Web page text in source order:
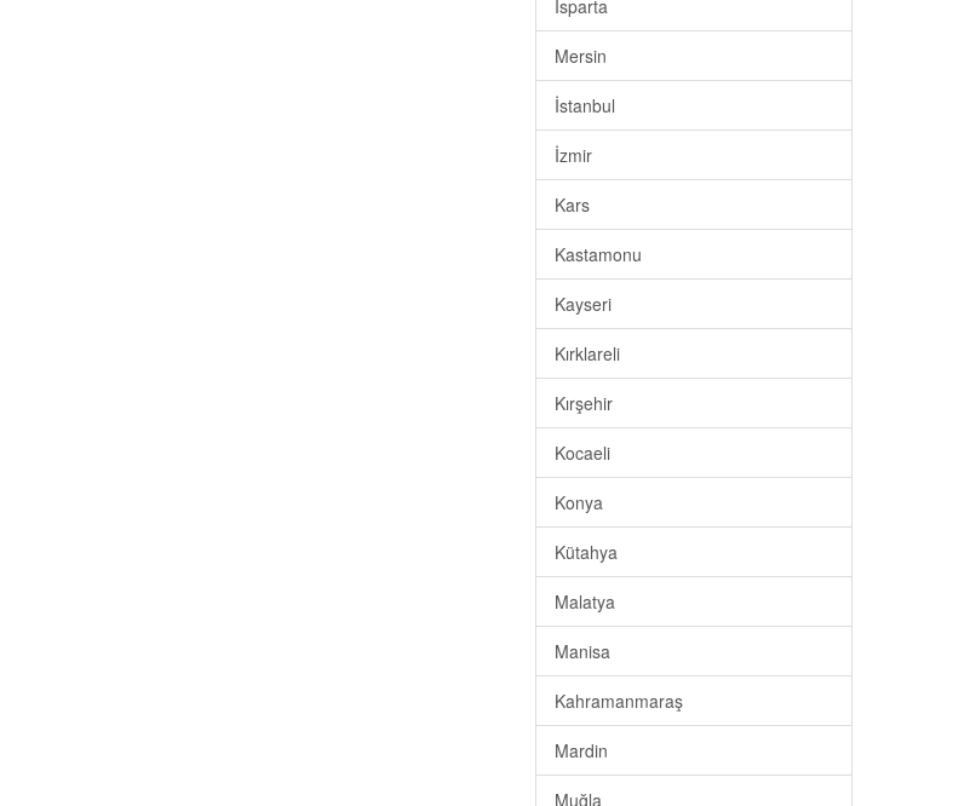
Isparta
Mersin
İstanbul
İzmir
Kars
Kastamonu
Kayseri
Kırklareli
Kırşehir
Kocaeli
Konya
Kütahya
Malatya
Manisa
Kahramanmaraş
Mardin
Muğla